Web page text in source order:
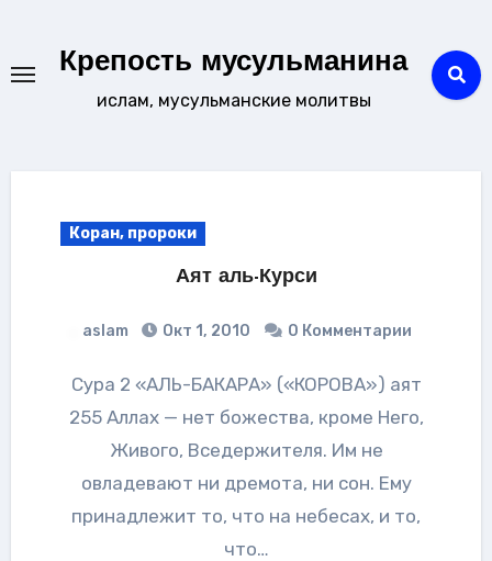
содержаниюКрепость мусульманина
ислам, мусульманские молитвы
Коран, пророки
Аят аль-Курси
aslam Окт 1, 2010 0 Комментарии
Сура 2 «АЛЬ-БАКАРА» («КОРОВА») аят
255 Аллах — нет божества, кроме Него,
Живого, Вседержителя. Им не
овладевают ни дремота, ни сон. Ему
принадлежит то, что на небесах, и то,
что…